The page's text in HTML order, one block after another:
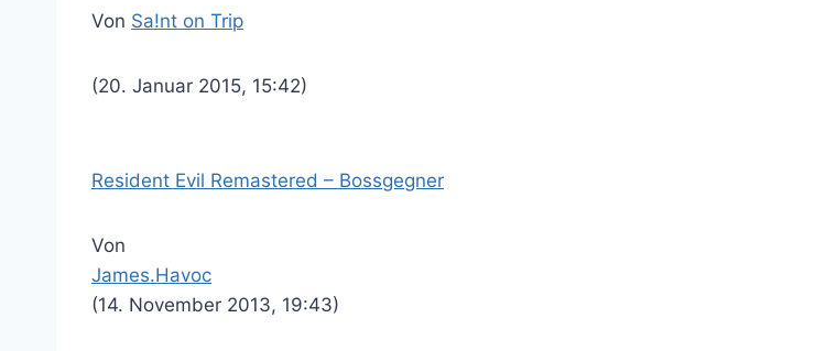
Von Sa!nt on Trip
(20. Januar 2015, 15:42)
Resident Evil Remastered – Bossgegner
Von
James.Havoc
(14. November 2013, 19:43)